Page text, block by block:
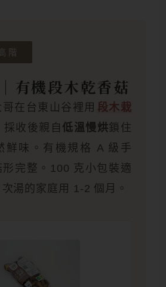
階
有機段木乾香菇
在台東山谷裡用 段木栽
收後親自 低溫慢烘鎖住
鮮味。有機規格 A 級手
完整。100 克小包裝適
湯的家庭用 1-2 個月。